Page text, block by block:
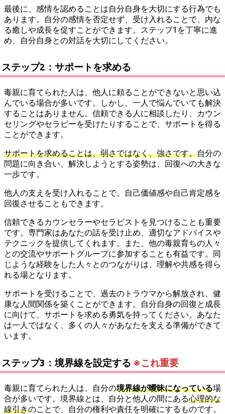
最後に、感情を認めることは自分自身を大切にする行為でも
あります。自分の感情を否定せず、受け入れることで、内な
る癒しや成長を促すことができます。ステップ1を丁寧に進
め、自分自身との対話を大切にしてください。
ステップ2：サポートを求める
毒親に育てられた人は、他人に頼ることができないと思い込
んでいる場合が多いです。しかし、一人で悩んでいても解決
することはありません。信頼できる人に相談したり、カウン
セリングやセラピーを受けたりすることで、サポートを得る
ことができます。
サポートを求めることは、弱さではなく、強さです。自分の
問題に向き合い、解決しようとする姿勢は、回復への大きな
一歩です。
他人の支えを受け入れることで、自己価値感や自己肯定感を
回復させることもできます。
信頼できるカウンセラーやセラピストを見つけることも重要
です。専門家はあなたの話を受け止め、適切なアドバイスや
テクニックを提供してくれます。また、他の毒親育ちの人々
との交流やサポートグループに参加することも有益です。同
じような経験をした人々とのつながりは、理解や共感を得ら
れる場となります。
サポートを受けることで、過去のトラウマから解放され、健
康な人間関係を築くことができます。自分自身の回復と成長
に向けて、サポートを求める勇気を持ってください。あなた
は一人ではなく、多くの人々があなたを支える準備ができて
います。
ステップ3：境界線を設定する ※これ重要
毒親に育てられた人は、自分の境界線が曖昧になっている場
合が多いです。境界線とは、自分と他人の間にある心理的な
線引きのことで、自分の権利や責任を明確にするものです。